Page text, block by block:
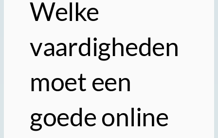
Welke
vaardigheden
moet een
goede online